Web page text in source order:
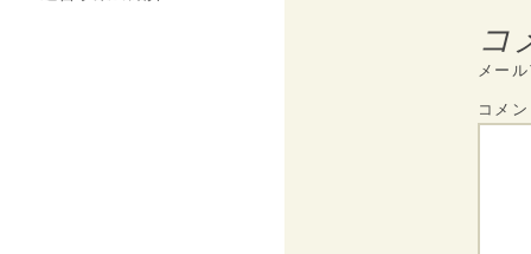
コ
メー
コメ